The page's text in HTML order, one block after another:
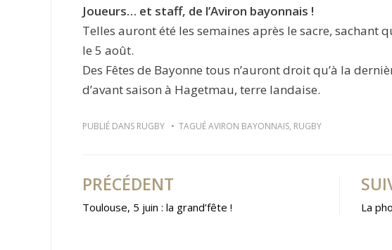
Joueurs… et staff, de l’Aviron bayonnais !
Telles auront été les semaines après le sacre, sachant
le 5 août.
Des Fêtes de Bayonne tous n’auront droit qu’à la
d’avant saison à Hagetmau, terre landaise.
PUBLIÉ DANS RUGBY TAGUÉAVIRON BAYONNAIS, RUGBY
Navigation
de
PRÉCÉDENT
Toulouse, 5 juin : la grand’fête ! La